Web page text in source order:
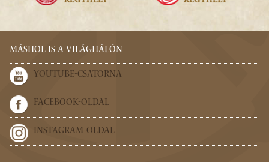
MÁSHOL IS A VILÁGHÁLÓN
YOUTUBE-CSATORNA
FACEBOOK-OLDAL
INSTAGRAM-OLDAL